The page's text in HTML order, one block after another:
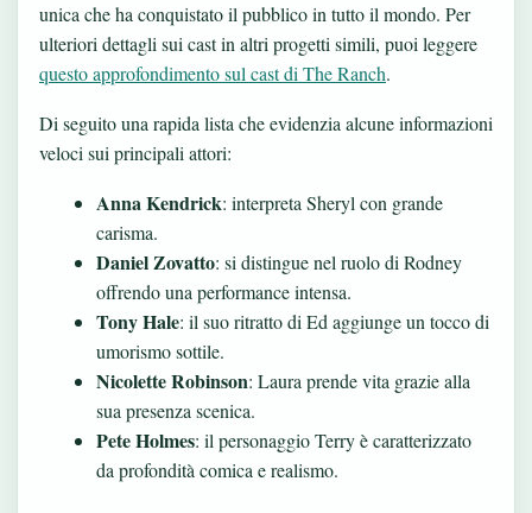
unica che ha conquistato il pubblico in tutto il mondo. Per
ulteriori dettagli sui cast in altri progetti simili, puoi leggere
questo approfondimento sul cast di The Ranch.
Di seguito una rapida lista che evidenzia alcune informazioni
veloci sui principali attori:
Anna Kendrick: interpreta Sheryl con grande
carisma.
Daniel Zovatto: si distingue nel ruolo di Rodney
offrendo una performance intensa.
Tony Hale: il suo ritratto di Ed aggiunge un tocco di
umorismo sottile.
Nicolette Robinson: Laura prende vita grazie alla
sua presenza scenica.
Pete Holmes: il personaggio Terry è caratterizzato
da profondità comica e realismo.